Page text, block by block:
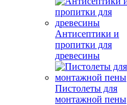
Антисептики и
пропитки для
древесины
Пистолеты для
монтажной пены